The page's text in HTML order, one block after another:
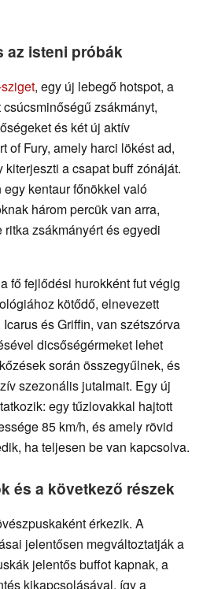
az isteni próbák
, egy új lebegő hotspot, a
zsákmányt,
és két új aktív
of Fury, amely harci lökést ad,
a csapat buff zónáját.
kentaur főnökkel való
három percük van arra,
zsákmányért és egyedi
fő fejlődési hurokként fut végig
kötődő, elnevezett
és Griffin, van szétszórva
dicsőségérmeket lehet
során összegyűlnek, és
szezonális jutalmait. Egy új
egy tűzlovakkal hajtott
85 km/h, és amely rövid
ha teljesen be van kapcsolva.
és a következő részek
érkezik. A
jelentősen megváltoztatják a
jelentős buffot kapnak, a
kikapcsolásával, így a